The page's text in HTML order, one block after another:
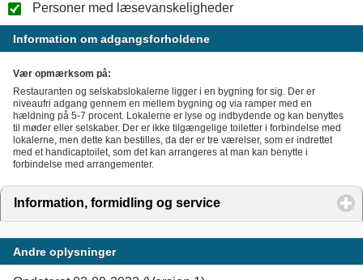
Personer med læsevanskeligheder
Information om adgangsforholdene
Vær opmærksom på:
Restauranten og selskabslokalerne ligger i en bygning for sig. Der er
niveaufri adgang gennem en mellem bygning og via ramper med en
hældning på 5-7 procent. Lokalerne er lyse og indbydende og kan benyttes
til møder eller selskaber. Der er ikke tilgængelige toiletter i forbindelse med
lokalerne, men dette kan bestilles, da der er tre værelser, som er indrettet
med et handicaptoilet, som det kan arrangeres at man kan benytte i
forbindelse med arrangementer.
Information, formidling og service click to expand
Andre oplysninger